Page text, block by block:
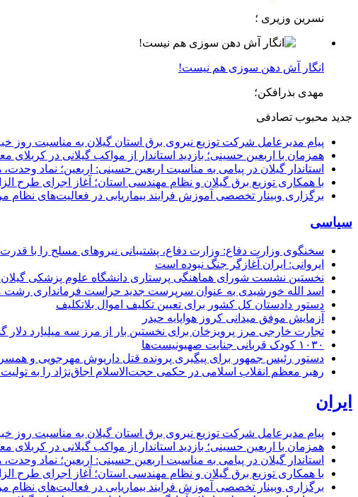
نسرین وزیری ؛
انگار آش دهن سوزی هم نیست!
مهدی بذرافکن؛
جدید محبوب تصادفی
پیام مدیرعامل شركت توزیع نیروی برق استان گیلان به مناسبت روز
همزمان با اربعین حسینی؛ بازدید استاندار از مواکب گیلانی در کربلای
استاندار گیلان در پیامی به مناسبت اربعین حسینی: اربعین؛ نماد
با همکاری توزیع برق گیلان و نظام مهندسی استان؛ آغاز اجرای طرح
برگزاری وبینار تخصصی آموزش فرایند بیماریابی در فعالیت‌های نظام
سیاسی
سخنگوی وزارت دفاع: وزارت دفاع، پشتیبانی نیرو‌های مسلح را با
ایروانی: ایران آغازگر جنگ نبوده است
نخستین نشست شورای هماهنگی پرستاری دانشگاه علوم پزشکی گیلان
اسد الله خورشیدی به عنوان سرپرست جدید حراست فرمانداری
دستور دادستان کل کشور برای تعیین تکلیف اموال بلاتکلیف
آزمایش موفق میدانی کروز هواپایه حیدر
تجارت خارجی مرز پرویزخان برای نخستین بار از مرز سه میلیارد
۱۰۳۰ کودک قربانی جنایت صهیونیست‌ها
دستور رئیس جمهور برای پیگیری پرونده قتل داریوش مهرجویی و
رهبر معظم انقلاب اسلامی در حکمی حجت‌الاسلام اجاق‌نژاد را به
ایران
پیام مدیرعامل شركت توزیع نیروی برق استان گیلان به مناسبت روز
همزمان با اربعین حسینی؛ بازدید استاندار از مواکب گیلانی در کربلای
استاندار گیلان در پیامی به مناسبت اربعین حسینی: اربعین؛ نماد
با همکاری توزیع برق گیلان و نظام مهندسی استان؛ آغاز اجرای طرح
برگزاری وبینار تخصصی آموزش فرایند بیماریابی در فعالیت‌های نظام